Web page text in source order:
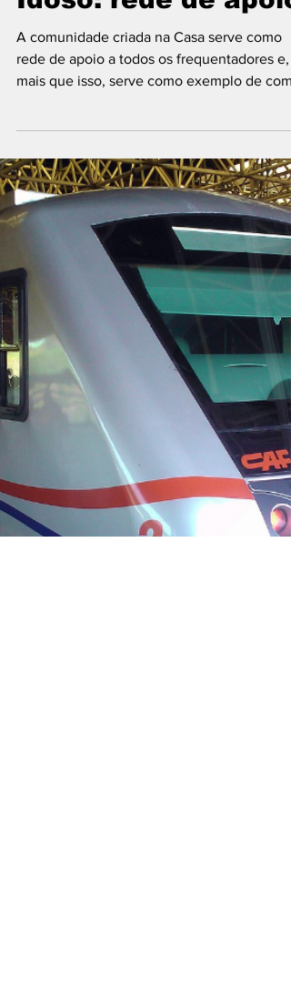
Casa Cristã do
Idoso: rede de apoio
A comunidade criada na Casa serve como
rede de apoio a todos os frequentadores e,
mais que isso, serve como exemplo de
envelhecer...